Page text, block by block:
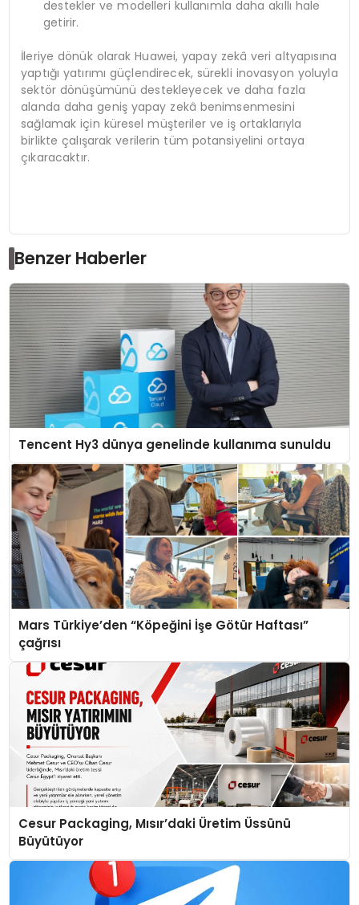
destekler ve modelleri kullanımla daha akıllı hale
getirir.
İleriye dönük olarak Huawei, yapay zekâ veri altyapısına
yaptığı yatırımı güçlendirecek, sürekli inovasyon yoluyla
sektör dönüşümünü destekleyecek ve daha fazla
alanda daha geniş yapay zekâ benimsenmesini
sağlamak için küresel müşteriler ve iş ortaklarıyla
birlikte çalışarak verilerin tüm potansiyelini ortaya
çıkaracaktır.
Benzer Haberler
Tencent Hy3 dünya genelinde kullanıma sunuldu
Mars Türkiye’den “Köpeğini İşe Götür Haftası”
çağrısı
Cesur Packaging, Mısır’daki Üretim Üssünü
Büyütüyor